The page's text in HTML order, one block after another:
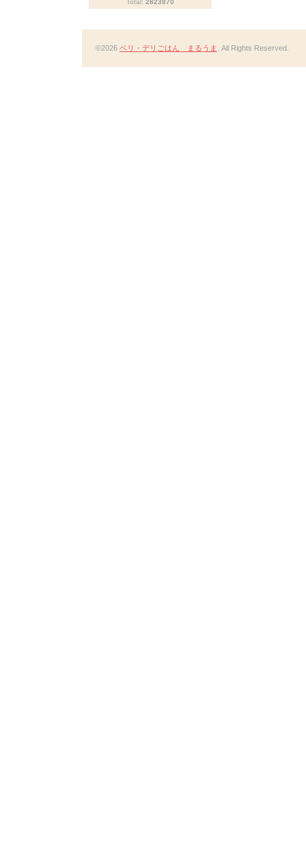
Total: 2823870
©2026 ベリ・デリごはん まるうま . All Rights Reserved.